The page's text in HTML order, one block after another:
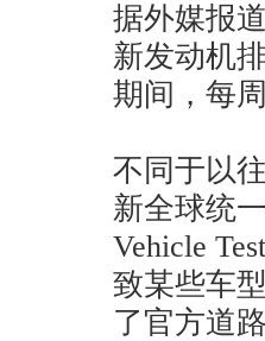
据外媒报
新发动机
期间，每
不同于以
新全球统
Vehicle
致某些车
了官方道